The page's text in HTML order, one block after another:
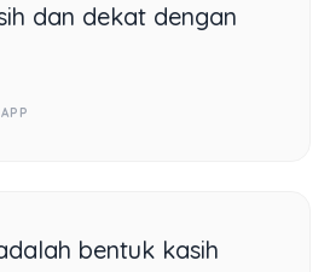
dan dekat dengan
bentuk kasih